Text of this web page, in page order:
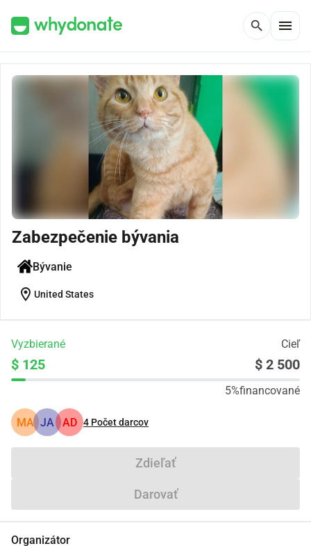
search menu
Zabezpečenie bývania
Bývanie
location_on United States
Vyzbierané Cieľ
$ 125 $ 2 500
5%financované
MA JA AD 4 Počet darcov
Zdieľať
Darovať
Organizátor